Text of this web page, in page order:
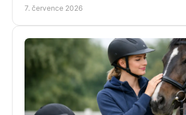
7. července 2026